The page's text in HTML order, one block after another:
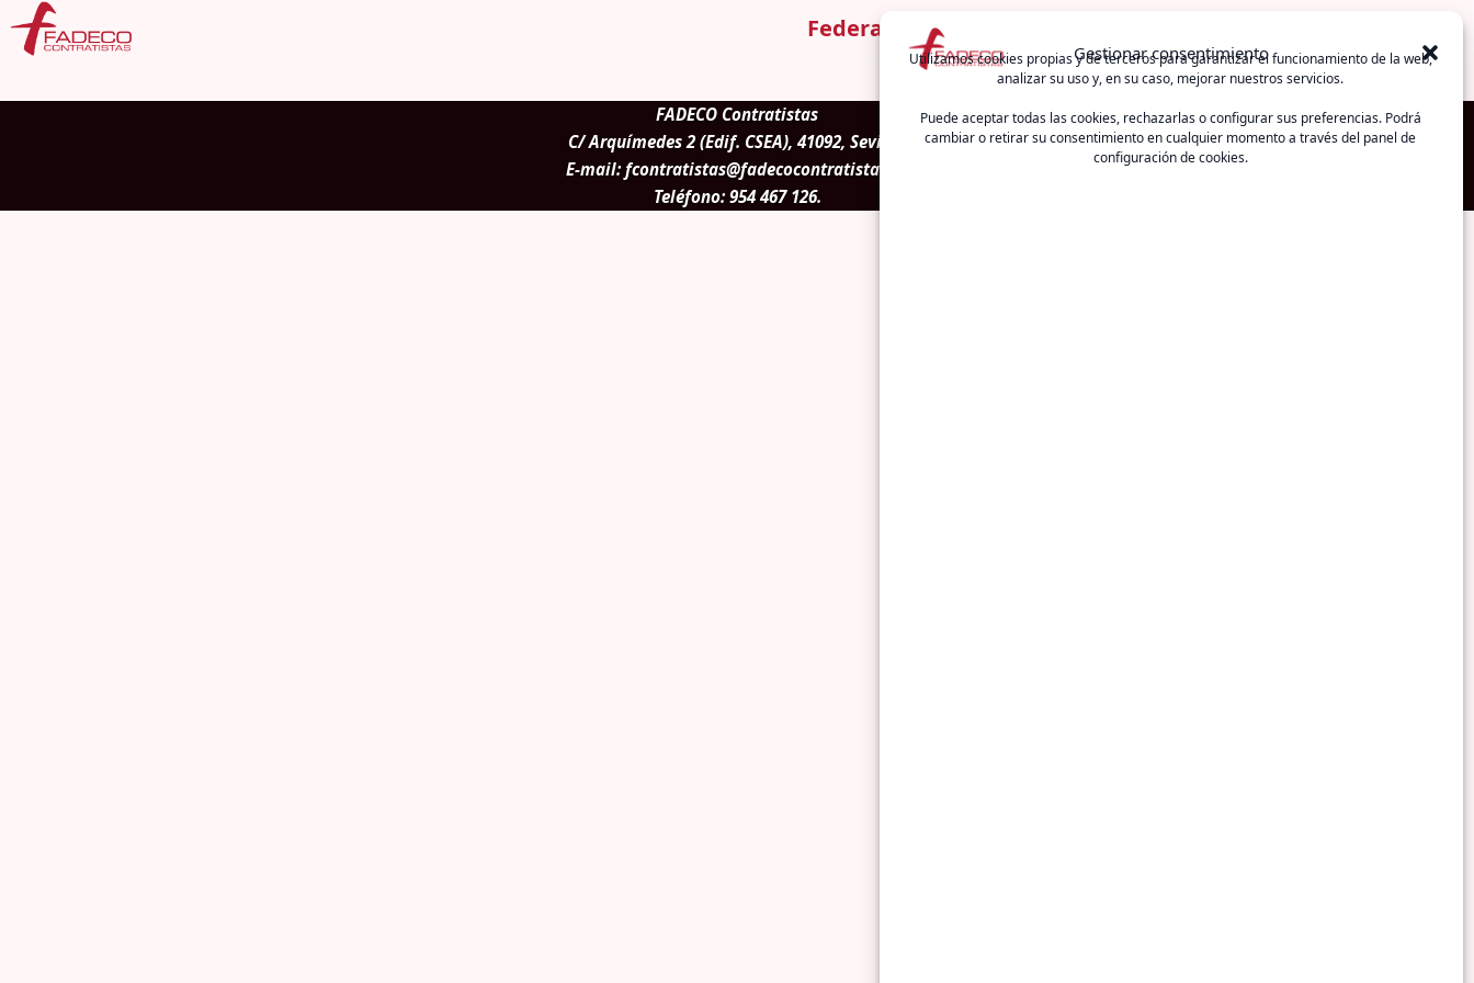
Gestionar consentimiento
Utilizamos cookies propias y de terceros para garantizar el funcionamiento de la web,
analizar su uso y, en su caso, mejorar nuestros servicios.
Puede aceptar todas las cookies, rechazarlas o configurar sus preferencias. Podrá
cambiar o retirar su consentimiento en cualquier momento a través del panel de
configuración de cookies.
Federación Actualidad
FADECO Contratistas
C/ Arquímedes 2 (Edif. CSEA), 41092, Sevilla.
E-mail:fcontratistas@fadecocontratistas.es
Teléfono:954 467 126.